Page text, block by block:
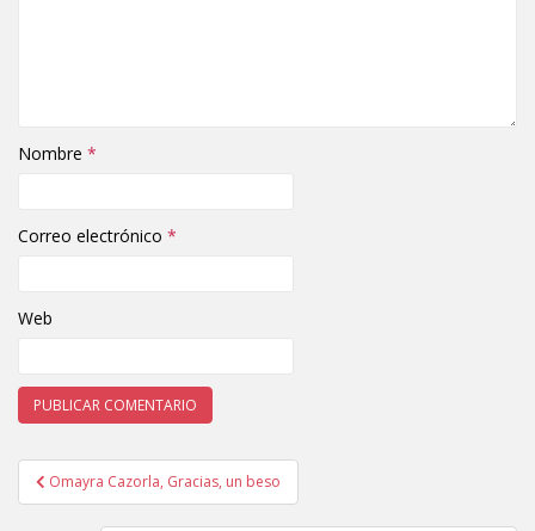
Nombre *
Correo electrónico *
Web
Navegación de entradas
Omayra Cazorla, Gracias, un beso